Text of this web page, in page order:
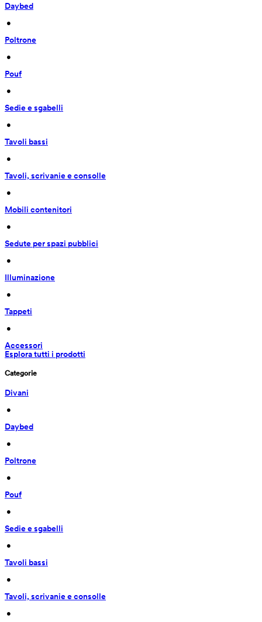
Daybed
•
Poltrone
•
Pouf
•
Sedie e sgabelli
•
Tavoli bassi
•
Tavoli, scrivanie e consolle
•
Mobili contenitori
•
Sedute per spazi pubblici
•
Illuminazione
•
Tappeti
•
Accessori
Esplora tutti i prodotti
Categorie
Divani
•
Daybed
•
Poltrone
•
Pouf
•
Sedie e sgabelli
•
Tavoli bassi
•
Tavoli, scrivanie e consolle
•